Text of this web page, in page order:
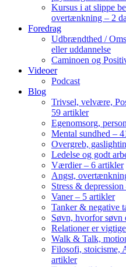
Kursus i at slippe
overtænkning – 2
Foredrag
Udbrændthed /
eller uddannelse
Caminoen og
Videoer
Podcast
Blog
Trivsel, velvære,
59 artikler
Egenomsorg,
Mental sundhed –
Overgreb,
Ledelse og godt
Værdier – 6 artikler
Angst,
Stress &
Vaner – 5 artikler
Tanker & negative
Søvn, hvorfor søvn
Relationer er
Walk & Talk,
Filosofi, stoicisme,
artikler